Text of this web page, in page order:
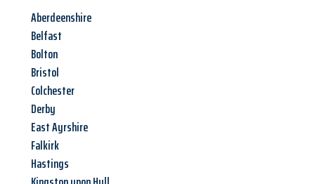
Aberdeenshire
Belfast
Bolton
Bristol
Colchester
Derby
East Ayrshire
Falkirk
Hastings